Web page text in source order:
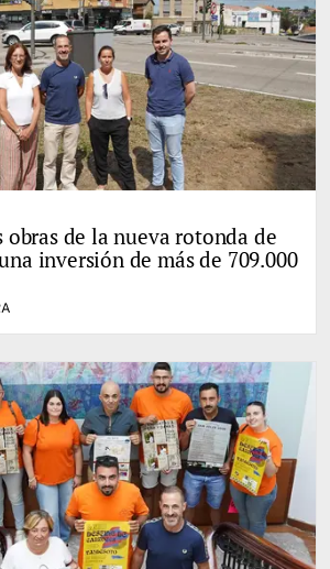
de la nueva rotonda de
inversión de más de 709.000